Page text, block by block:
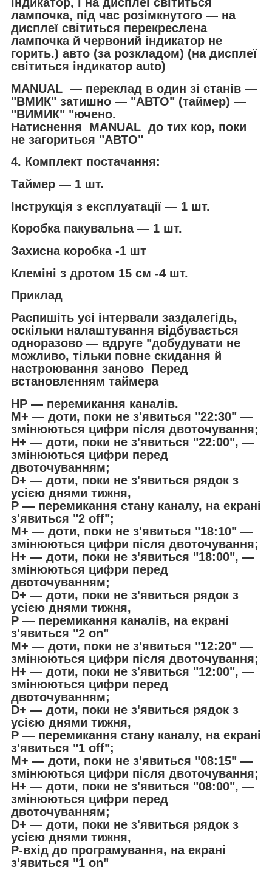
лампочка, під час розімкнутого — на
дисплеї світиться перекреслена
лампочка й червоний індикатор не
горить.) авто (за розкладом) (на дисплеї
світиться індикатор auto)
MANUAL — переклад в один зі станів —
"ВМИК" затишно — "АВТО" (таймер) —
"ВИМИК" "ючено.
Натиснення MANUAL до тих кор, поки
не загориться "АВТО"
4. Комплект постачання:
Таймер — 1 шт.
Інструкція з експлуатації — 1 шт.
Коробка пакувальна — 1 шт.
Захисна коробка -1 шт
Клеміні з дротом 15 см -4 шт.
Приклад
Распишіть усі інтервали заздалегідь,
оскільки налаштування відбувається
одноразово — вдруге "добудувати не
можливо, тільки повне скидання й
настроювання заново Перед
встановленням таймера
НP — перемикання каналів.
M+ — доти, поки не з'явиться "22:30" —
змінюються цифри після двоточування;
H+ — доти, поки не з'явиться "22:00", —
змінюються цифри перед
двоточуванням;
D+ — доти, поки не з'явиться рядок з
усією днями тижня,
P — перемикання стану каналу, на екрані
з'явиться "2 off";
M+ — доти, поки не з'явиться "18:10" —
змінюються цифри після двоточування;
H+ — доти, поки не з'явиться "18:00", —
змінюються цифри перед
двоточуванням;
D+ — доти, поки не з'явиться рядок з
усією днями тижня,
P — перемикання каналів, на екрані
з'явиться "2 on"
M+ — доти, поки не з'явиться "12:20" —
змінюються цифри після двоточування;
H+ — доти, поки не з'явиться "12:00", —
змінюються цифри перед
двоточуванням;
D+ — доти, поки не з'явиться рядок з
усією днями тижня,
P — перемикання стану каналу, на екрані
з'явиться "1 off";
M+ — доти, поки не з'явиться "08:15" —
змінюються цифри після двоточування;
H+ — доти, поки не з'явиться "08:00", —
змінюються цифри перед
двоточуванням;
D+ — доти, поки не з'явиться рядок з
усією днями тижня,
P-вхід до програмування, на екрані
з'явиться "1 on"